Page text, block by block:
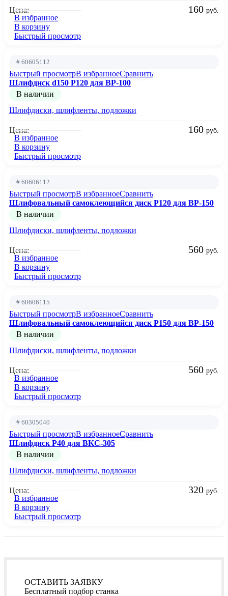
Цена: 160 руб.
В избранное
В корзину
Быстрый просмотр
# 60605112
Быстрый просмотрВ избранноеСравнить
Шлифдиск d150 Р120 для BP-100
В наличии
Шлифдиски, шлифленты, подложки
Цена: 160 руб.
В избранное
В корзину
Быстрый просмотр
# 60606112
Быстрый просмотрВ избранноеСравнить
Шлифовальный самоклеющийся диск P120 для BP-150
В наличии
Шлифдиски, шлифленты, подложки
Цена: 560 руб.
В избранное
В корзину
Быстрый просмотр
# 60606115
Быстрый просмотрВ избранноеСравнить
Шлифовальный самоклеющийся диск P150 для BP-150
В наличии
Шлифдиски, шлифленты, подложки
Цена: 560 руб.
В избранное
В корзину
Быстрый просмотр
# 60305040
Быстрый просмотрВ избранноеСравнить
Шлифдиск Р40 для BKC-305
В наличии
Шлифдиски, шлифленты, подложки
Цена: 320 руб.
В избранное
В корзину
Быстрый просмотр
ОСТАВИТЬ ЗАЯВКУ
Бесплатный подбор станка